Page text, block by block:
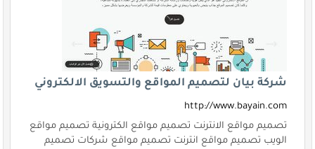
شركة بيان لتصميم المواقع والتسويق الالكتروني
http://www.bayain.com
تصميم مواقع الانترنت تصميم مواقع الكترونية تصميم مواقع
الويب تصميم مواقع انترنت تصميم مواقع شركات تصميم